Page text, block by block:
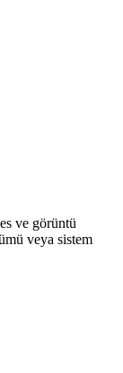
ve görüntü
veya sistem